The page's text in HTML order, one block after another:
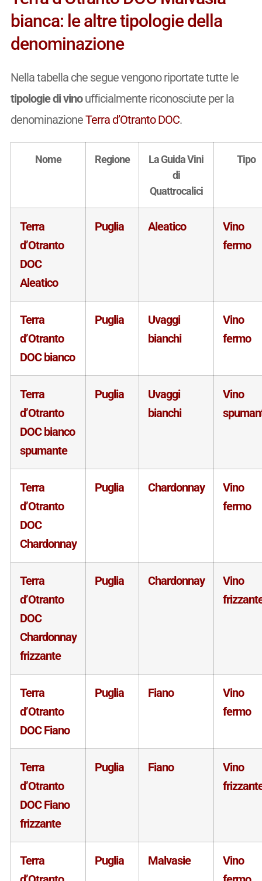
bianca: le altre tipologie della
denominazione
Nella tabella che segue vengono riportate tutte le
tipologie di vinoufficialmente riconosciute per la
denominazioneTerra d’Otranto DOC.
Nome Regione
La Guida Vini
di
Quattrocalici
Tipo
Terra
d’Otranto
DOC
Aleatico
Puglia Aleatico
Vino
fermo
Terra
d’Otranto
DOC bianco
Puglia
Uvaggi
bianchi
Vino
fermo
Terra
d’Otranto
DOC bianco
spumante
Puglia
Uvaggi
bianchi
Vino
Terra
d’Otranto
DOC
Chardonnay
Puglia Chardonnay
Vino
fermo
Terra
d’Otranto
DOC
Chardonnay
frizzante
Puglia Chardonnay
Vino
Terra
d’Otranto
DOC Fiano
Puglia Fiano
Vino
fermo
Terra
d’Otranto
DOC Fiano
frizzante
Puglia Fiano
Vino
Terra
Puglia Malvasie
Vino